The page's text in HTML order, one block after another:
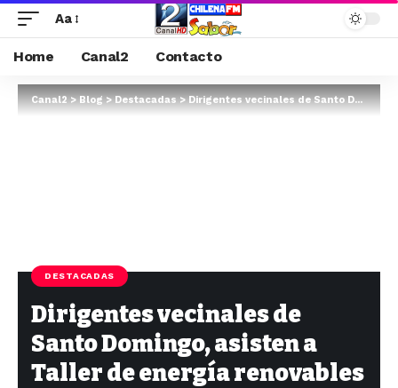
Aa
Home Canal2 Contacto
Canal2>Blog>Destacadas>Dirigentes vecinales de Santo Domingo, asisten a Taller de energía renovables
DESTACADAS
Dirigentes vecinales de
Santo Domingo, asisten a
Taller de energía renovables